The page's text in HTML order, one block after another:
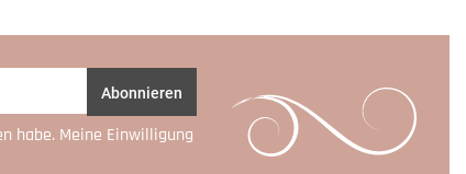
Abonnieren
habe. Meine Einwilligung